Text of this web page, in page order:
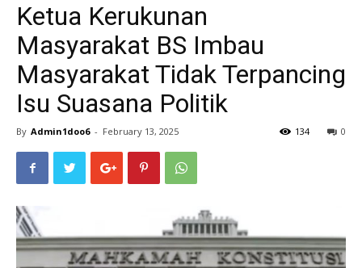
Ketua Kerukunan
Masyarakat BS Imbau
Masyarakat Tidak Terpancing
Isu Suasana Politik
By Admin1doo6 - February 13, 2025 0
134